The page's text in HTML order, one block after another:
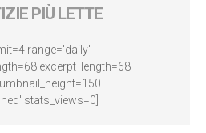
PIÙ LETTE
range='daily'
excerpt_length=68
stats_views=0]